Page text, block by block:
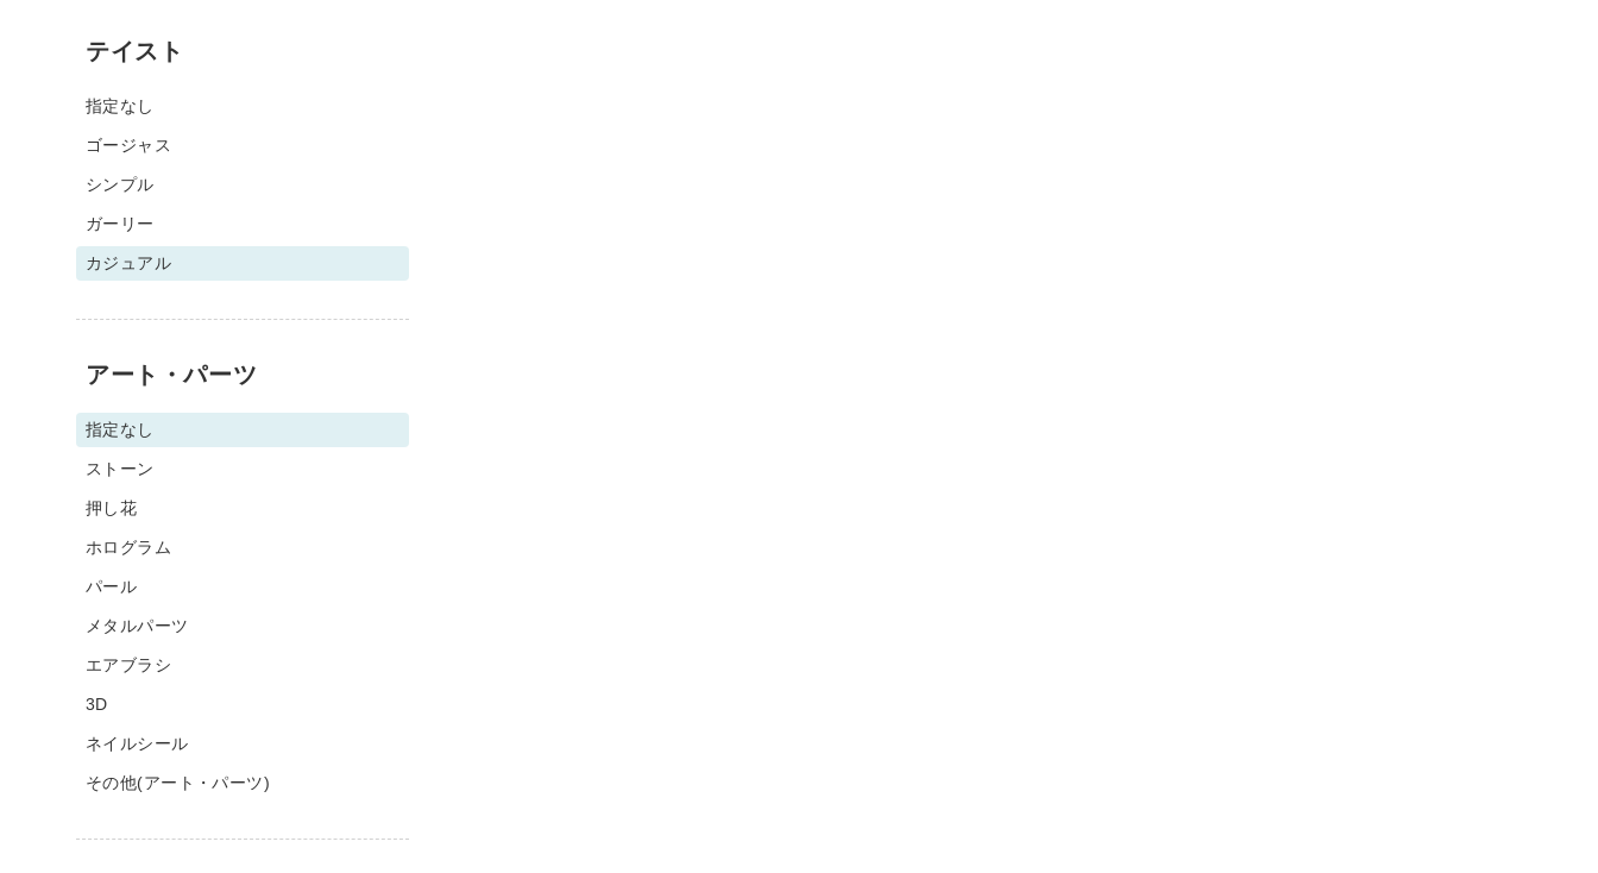
テイスト
指定なし
ゴージャス
シンプル
ガーリー
カジュアル
アート・パーツ
指定なし
ストーン
押し花
ホログラム
パール
メタルパーツ
エアブラシ
3D
ネイルシール
その他(アート・パーツ)